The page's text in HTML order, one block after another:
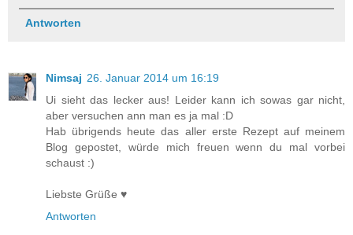
Antworten
Nimsaj 26. Januar 2014 um 16:19
Ui sieht das lecker aus! Leider kann ich sowas gar nicht,
aber versuchen ann man es ja mal :D
Hab übrigends heute das aller erste Rezept auf meinem
Blog gepostet, würde mich freuen wenn du mal vorbei
schaust :)
Liebste Grüße ♥
Antworten